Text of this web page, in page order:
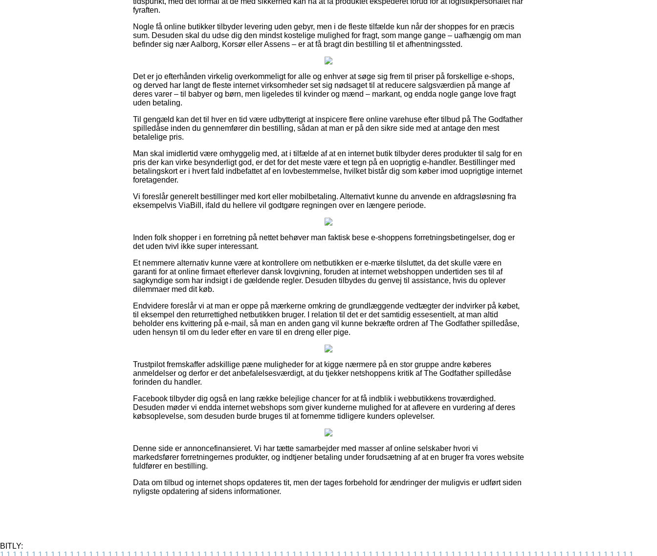
fyraften.
Nogle få online butikker tilbyder levering uden gebyr, men i de fleste tilfælde kun når der shoppes for en præcis
sum. Desuden skal du udse dig den mindst kostelige mulighed for fragt, som mange gange – uafhængig om man
befinder sig nær Aalborg, Korsør eller Assens – er at få bragt din bestilling til et afhentningssted.
Det er jo efterhånden virkelig overkommeligt for alle og enhver at søge sig frem til priser på forskellige e-shops,
og derved har langt de fleste internet virksomheder set sig nødsaget til at reducere salgsværdien på mange af
deres varer – til babyer og børn, men ligeledes til kvinder og mænd – markant, og endda nogle gange love fragt
uden betaling.
Til gengæld kan det til hver en tid være udbytterigt at inspicere flere online varehuse efter tilbud på The Godfather
spilledåse inden du gennemfører din bestilling, sådan at man er på den sikre side med at antage den mest
betalelige pris.
Man skal imidlertid være omhyggelig med, at i tilfælde af at en internet butik tilbyder deres produkter til salg for en
pris der kan virke besynderligt god, er det for det meste være et tegn på en uoprigtig e-handler. Bestillinger med
betalingskort er i hvert fald indbefattet af en lovbestemmelse, hvilket bistår dig som køber imod uoprigtige internet
foretagender.
Vi foreslår generelt bestillinger med kort eller mobilbetaling. Alternativt kunne du anvende en afdragsløsning fra
eksempelvis ViaBill, ifald du hellere vil godtgøre regningen over en længere periode.
Inden folk shopper i en forretning på nettet behøver man faktisk bese e-shoppens forretningsbetingelser, dog er
det uden tvivl ikke super interessant.
Et nemmere alternativ kunne være at kontrollere om netbutikken er e-mærke tilsluttet, da det skulle være en
garanti for at online firmaet efterlever dansk lovgivning, foruden at internet webshoppen undertiden ses til af
sagkyndige som har indsigt i de gældende regler. Desuden tilbydes du genvej til assistance, hvis du oplever
dilemmaer med dit køb.
Endvidere foreslår vi at man er oppe på mærkerne omkring de grundlæggende vedtægter der indvirker på købet,
til eksempel den returrettighed netbutikken bruger. I relation til det er det samtidig essesentielt, at man altid
beholder ens kvittering på e-mail, så man en anden gang vil kunne bekræfte ordren af The Godfather spilledåse,
uden hensyn til om du leder efter en vare til en dreng eller pige.
Trustpilot fremskaffer adskillige pæne muligheder for at kigge nærmere på en stor gruppe andre køberes
anmeldelser og derfor er det anbefalelsesværdigt, at du tjekker netshoppens kritik af The Godfather spilledåse
forinden du handler.
Facebook tilbyder dig også en lang række belejlige chancer for at få indblik i webbutikkens troværdighed.
Desuden møder vi endda internet webshops som giver kunderne mulighed for at aflevere en vurdering af deres
købsoplevelse, som desuden burde bruges til at fornemme tidligere kunders oplevelser.
Denne side er annoncefinansieret. Vi har tætte samarbejder med masser af online selskaber hvori vi
markedsfører forretningernes produkter, og indtjener betaling under forudsætning af at en bruger fra vores website
fuldfører en bestilling.
Data om tilbud og internet shops opdateres tit, men der tages forbehold for ændringer der muligvis er udført siden
nyligste opdatering af sidens informationer.
BITLY: